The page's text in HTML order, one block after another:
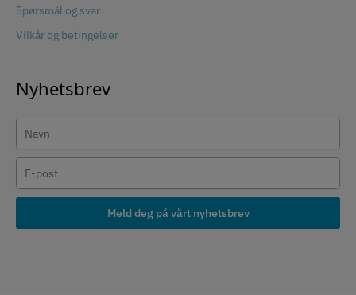
Spørsmål og svar
Vilkår og betingelser
Nyhetsbrev
Meld deg på vårt nyhetsbrev